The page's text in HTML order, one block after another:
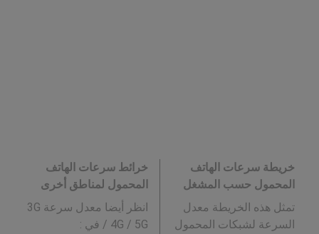
خريطة سرعات الهاتف
المحمول حسب المشغل
تمثل هذه الخريطة معدل
السرعة لشبكات المحمول
خرائط سرعات الهاتف
المحمول لمناطق أخرى
انظر أيضا معدل سرعة 3G
/ 4G / 5G في
: